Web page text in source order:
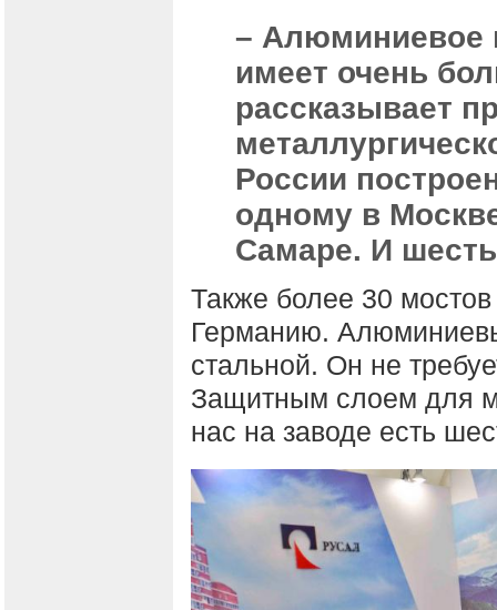
– Алюминиевое
имеет очень
рассказывает
России
одному в
Самаре. И
Также более 30
Германию.
стальной. Он не
Защитным слоем для
нас на заводе есть